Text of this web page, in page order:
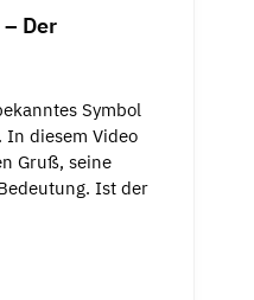
Der
Symbol
In diesem Video
Gruß, seine
Ist der